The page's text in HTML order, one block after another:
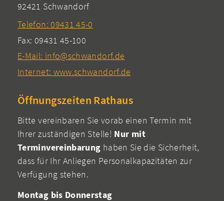
92421 Schwandorf
Telefon: 09431 45-0
Fax: 09431 45-100
E-Mail: info@schwandorf.de
Internet: www.schwandorf.de
Öffnungszeiten Rathaus
Bitte vereinbaren Sie vorab einen Termin mit
Ihrer zuständigen Stelle! Nur mit
Terminvereinbarung haben Sie die Sicherheit,
dass für Ihr Anliegen Personalkapazitäten zur
Verfügung stehen.
Montag bis Donnerstag